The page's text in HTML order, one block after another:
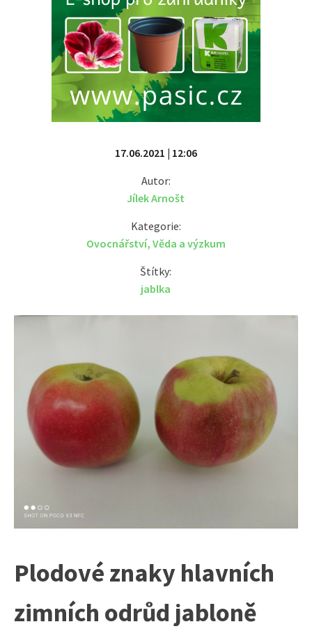
17.06.2021 | 12:06
Autor:
Jílek Arnošt
Kategorie:
Ovocnářství, Věda a výzkum
Štítky:
jablka
Plodové znaky hlavních
zimních odrůd jabloně